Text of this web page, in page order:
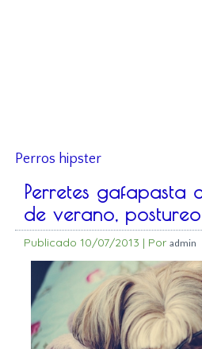
Perros hipster
Perretes gafapasta
de verano,
Publicado 10/07/2013 | Por admin